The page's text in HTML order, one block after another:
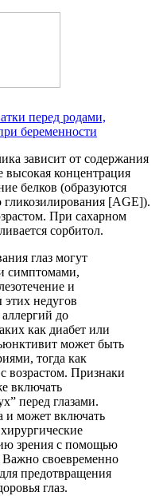
перед родами,
беременности
зависит от содержания
концентрация
белков (образуются
[AGE]).
При сахарном
сорбитол.
глаз могут
симптомами,
и
недугов
до
как диабет или
может быть
тогда как
с возрастом. Признаки
включать
перед глазами.
и может включать
зрения с помощью
своевременно
предотвращения
глаз.